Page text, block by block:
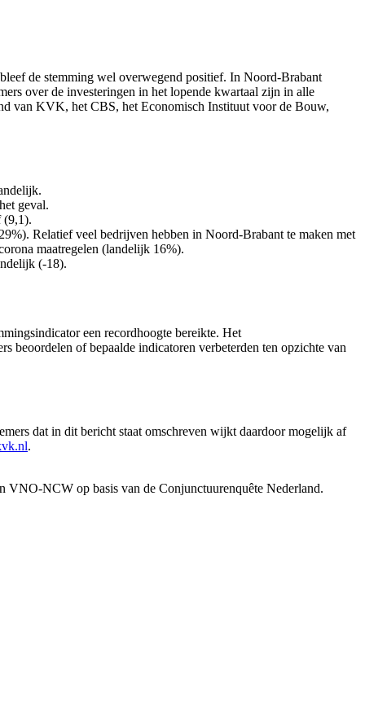
de stemming wel overwegend positief. In Noord-Brabant
over de investeringen in het lopende kwartaal zijn in alle
van KVK, het CBS, het Economisch Instituut voor de Bouw,
geval.
(9,1).
Relatief veel bedrijven hebben in Noord-Brabant te maken met
maatregelen (landelijk 16%).
(-18).
een recordhoogte bereikte. Het
beoordelen of bepaalde indicatoren verbeterden ten opzichte van
dat in dit bericht staat omschreven wijkt daardoor mogelijk af
.
NCW op basis van de Conjunctuurenquête Nederland.